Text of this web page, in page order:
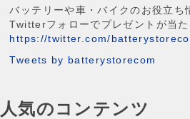
バッテリーや車・バイクのお役立ち
Twitterフォローでプレゼントが当た
https://twitter.com/
Tweets by batterystorecom
人気のコンテンツ